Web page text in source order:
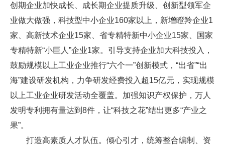
创期企业加快成长、成长期企业提质升级、创新型领军企
业做大做强，科技型中小企业160家以上，新增瞪羚企业1
家、高新技术企业15家、省专精特新中小企业15家、国家
专精特新“小巨人”企业1家。引导支持企业加大科技投入，
鼓励规模以上工业企业推行“六个一”创新模式，“出省”“出
海”建设研发机构，力争研发经费投入超15亿元，实现规模
以上工业企业研发活动全覆盖。加强知识产权保护，万人
发明专利拥有量达到8件，让“科技之花”结出更多“产业之
果”。
打造高素质人才队伍。倾心引才，统筹整合编制、资